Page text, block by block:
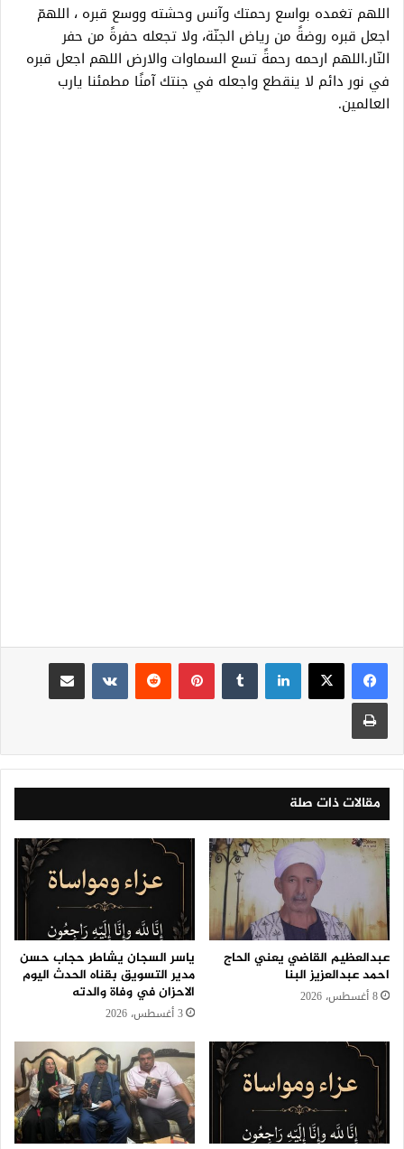
اللهم تغمده بواسع رحمتك وآنس وحشته ووسع قبره ، اللهمّ
اجعل قبره روضةً من رياض الجنّة، ولا تجعله حفرةً من حفر
النّار.اللهم ارحمه رحمةً تسع السماوات والارض اللهم اجعل قبره
في نور دائم لا ينقطع واجعله في جنتك آمنًا مطمئنا يارب
العالمين.
لينكدإن بينتيريست
مقالات ذات صلة
عبدالعظيم القاضي يعني الحاج
احمد عبدالعزيز البنا
8 أغسطس، 2026
ياسر السجان يشاطر حجاب حسن
مدير التسويق بقناه الحدث اليوم
الاحزان في وفاة والدته
3 أغسطس، 2026